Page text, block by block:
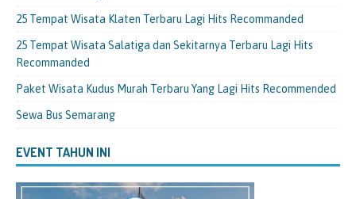
25 Tempat Wisata Klaten Terbaru Lagi Hits Recommanded
25 Tempat Wisata Salatiga dan Sekitarnya Terbaru Lagi Hits
Recommanded
Paket Wisata Kudus Murah Terbaru Yang Lagi Hits Recommended
Sewa Bus Semarang
EVENT TAHUN INI